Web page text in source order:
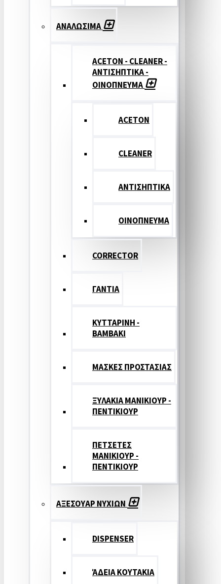
ΑΝΑΛΩΣΙΜΑ
ACETON - CLEANER -
ΑΝΤΙΣΗΠΤΙΚΑ -
ΟΙΝΟΠΝΕΥΜΑ
ACETON
CLEANER
ΑΝΤΙΣΗΠΤΙΚΑ
ΟΙΝΟΠΝΕΥΜΑ
CORRECTOR
ΓΑΝΤΙΑ
ΚΥΤΤΑΡΙΝΗ -
ΒΑΜΒΑΚΙ
ΜΑΣΚΕΣ ΠΡΟΣΤΑΣΙΑΣ
ΞΥΛΑΚΙΑ ΜΑΝΙΚΙΟΥΡ -
ΠΕΝΤΙΚΙΟΥΡ
ΠΕΤΣΕΤΕΣ
ΜΑΝΙΚΙΟΥΡ -
ΠΕΝΤΙΚΙΟΥΡ
ΑΞΕΣΟΥΑΡ ΝΥΧΙΩΝ
DISPENSER
ΆΔΕΙΑ ΚΟΥΤΑΚΙΑ